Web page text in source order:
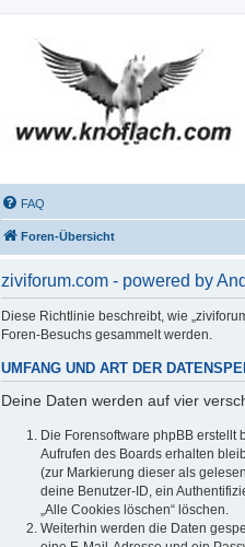
FAQ
Foren-Übersicht
ziviforum.com - powered by
Diese Richtlinie beschreibt, wie
Foren-Besuchs gesammelt werden.
UMFANG UND ART DER
Deine Daten werden auf vier
Die Forensoftware phpBB
Aufrufen des Boards erhalten
(zur Markierung dieser als
deine Benutzer-ID, ein
„Alle Cookies löschen“ löschen.
Weiterhin werden die Daten